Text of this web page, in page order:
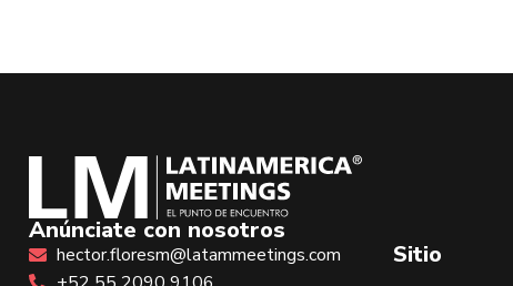
Anúnciate con nosotros
hector.floresm@latammeetings.com
Sitio